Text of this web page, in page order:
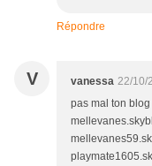
Répondre
V vanessa 22/10/
pas mal ton